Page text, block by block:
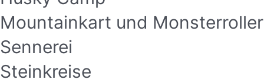
Mountainkart und Monsterroller
Sennerei
Steinkreise